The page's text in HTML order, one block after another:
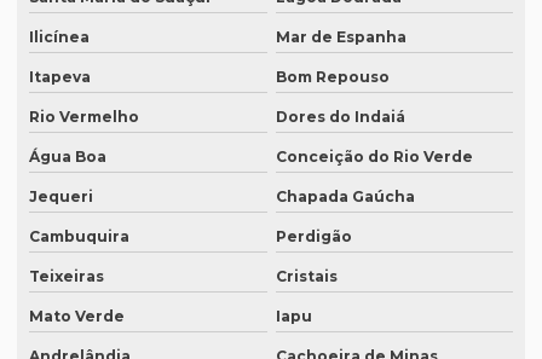
Onde fazer tradução de artigos em inglês
Onde fazer tradução em campinas
Onde fazer tradução em curitiba
Onde fazer tradução em fortaleza
Onde fazer tradução de inglês jurídico
Onde fazer tradução juramentada em brasília
Onde fazer tradução juramentada no rio de janeiro
Ilicínea Mar de Espanha
Itapeva Bom Repouso
Rio Vermelho Dores do Indaiá
Água Boa Conceição do Rio Verde
Jequeri Chapada Gaúcha
Cambuquira Perdigão
Teixeiras Cristais
Mato Verde Iapu